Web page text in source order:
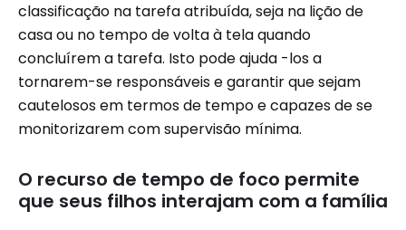
classificação na tarefa atribuída, seja na lição de
casa ou no tempo de volta à tela quando
concluírem a tarefa. Isto pode ajuda -los a
tornarem-se responsáveis ​​e garantir que sejam
cautelosos em termos de tempo e capazes de se
monitorizarem com supervisão mínima.
O recurso de tempo de foco permite
que seus filhos interajam com a família